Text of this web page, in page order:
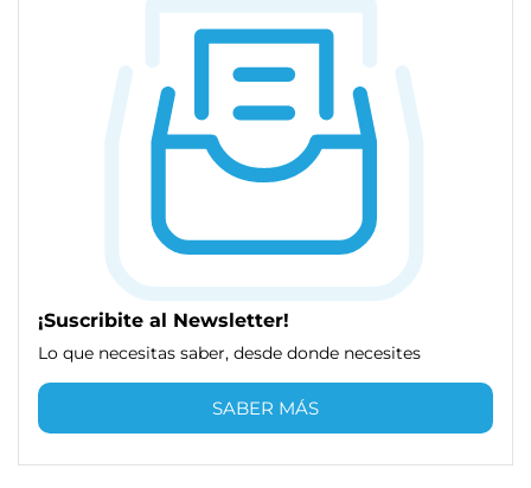
¡Suscribite al Newsletter!
Lo que necesitas saber, desde donde necesites
SABER MÁS